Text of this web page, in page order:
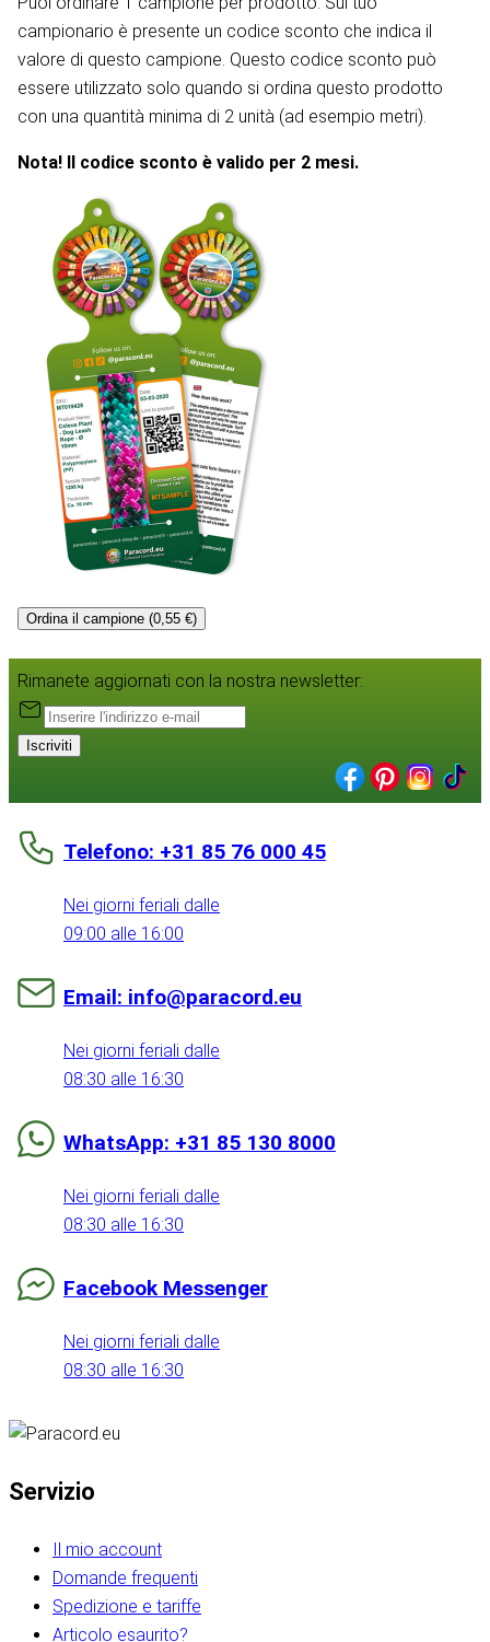
campionario è presente un codice sconto che indica il
valore di questo campione. Questo codice sconto può
essere utilizzato solo quando si ordina questo prodotto
con una quantità minima di 2 unità (ad esempio metri).
Nota! Il codice sconto è valido per 2 mesi.
Ordina il campione (0,55 €)
Rimanete aggiornati con la nostra newsletter:
Iscriviti
Telefono: +31 85 76 000 45
Nei giorni feriali dalle
09:00 alle 16:00
Email: info@paracord.eu
Nei giorni feriali dalle
08:30 alle 16:30
WhatsApp: +31 85 130 8000
Nei giorni feriali dalle
08:30 alle 16:30
Facebook Messenger
Nei giorni feriali dalle
08:30 alle 16:30
Servizio
Il mio account
Domande frequenti
Spedizione e tariffe
Articolo esaurito?